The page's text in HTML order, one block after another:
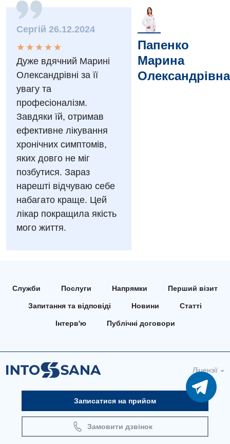
Заходи БПР
Енциклопедія
Відгуки
Відео
Діагностика
Діагностичне відділення
Ендоскопічне відділення
Інструментальна діагностика
Рентгенографія
Для дорослих
Акушерство і гінекологія
Алергологія, імунологія
Андрологія
Кардіологія
Медична психологія
Неврологія
Декларування
Українська
Російська
Сергій 26.12.2024
★
★
★
★
★
★ ★ ★ ★ ★
Дуже вдячний Марині
Олександрівні за її
увагу та
професіоналізм.
Завдяки їй, отримав
ефективне лікування
хронічних симптомів,
яких довго не міг
позбутися. Зараз
нарешті відчуваю себе
набагато краще. Цей
лікар покращила якість
мого життя.
Папенко
Марина
Олександрівна
Служби Послуги Напрямки Перший візит
Запитання та відповіді Новини Статті
Інтерв'ю Публічні договори
Ліцензії
Записатися на прийом
Замовити дзвінок